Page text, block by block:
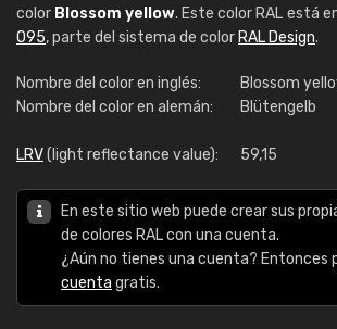
color Blossom yellow. Este color RAL está
095, parte del sistema de color RAL Design.
Nombre del color en inglés:
Blossom
Nombre del color en alemán:
Blütengelb
LRV(light reflectance value): 59,15
En este sitio web puede crear sus
de colores RAL con una cuenta.
¿Aún no tienes una cuenta? Entonces
cuenta gratis.